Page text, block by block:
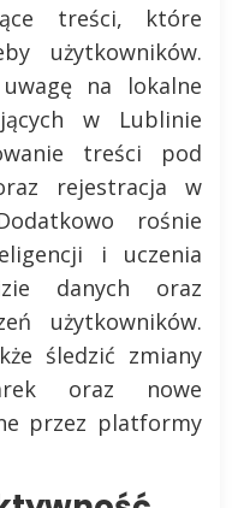
treści, które
użytkowników.
na lokalne
w Lublinie
treści pod
rejestracja w
rośnie
i uczenia
danych oraz
użytkowników.
śledzić zmiany
oraz nowe
przez platformy